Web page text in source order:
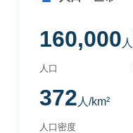
160,000 人
人口
372 人/km²
人口密度